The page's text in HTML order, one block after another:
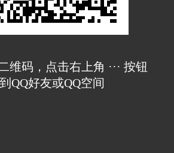
维码，点击右上角 ··· 按钮
QQ好友或QQ空间